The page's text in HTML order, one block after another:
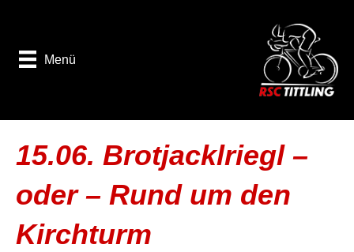
Menü
15.06. Brotjacklriegl –
oder – Rund um den
Kirchturm